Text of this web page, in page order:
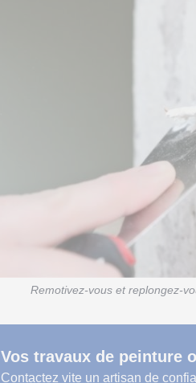
Remotivez-vous et replongez-
Vos travaux de peinture
Contactez vite un artisan de